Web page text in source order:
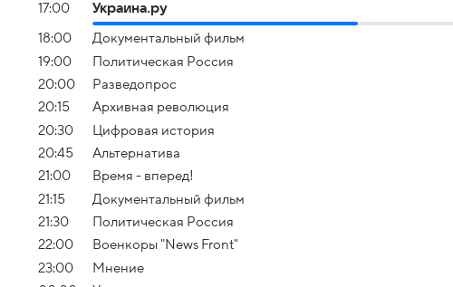
17:00
Украина.ру
18:00
Документальный фильм
19:00
Политическая Россия
20:00
Разведопрос
20:15
Архивная революция
20:30
Цифровая история
20:45
Альтернатива
21:00
Время - вперед!
21:15
Документальный фильм
21:30
Политическая Россия
22:00
Военкоры "News Front"
23:00
Мнение